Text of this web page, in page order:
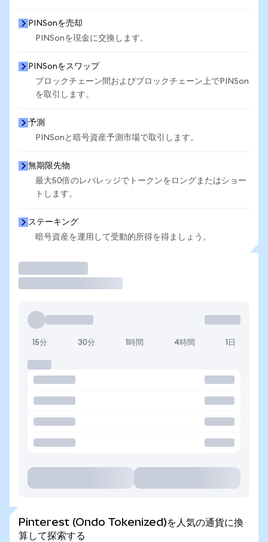
PINSonを売却
PINSonを現金に交換します。
PINSonをスワップ
ブロックチェーン間およびブロックチェーン上でPINSon
を取引します。
予測
PINSonと暗号資産予測市場で取引します。
無期限先物
最大50倍のレバレッジでトークンをロングまたはショー
トします。
ステーキング
暗号資産を運用して受動的所得を得ましょう。
15分 30分 1時間 4時間 1日
Pinterest (Ondo Tokenized)を人気の通貨に換
算して探索する